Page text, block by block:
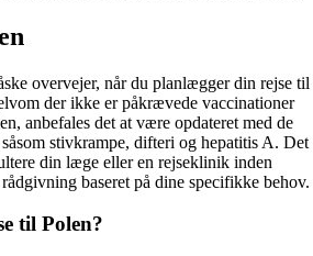
overvejer, når du planlægger din rejse til
der ikke er påkrævede vaccinationer
anbefales det at være opdateret med de
stivkrampe, difteri og hepatitis A. Det
din læge eller en rejseklinik inden
baseret på dine specifikke behov.
til Polen?